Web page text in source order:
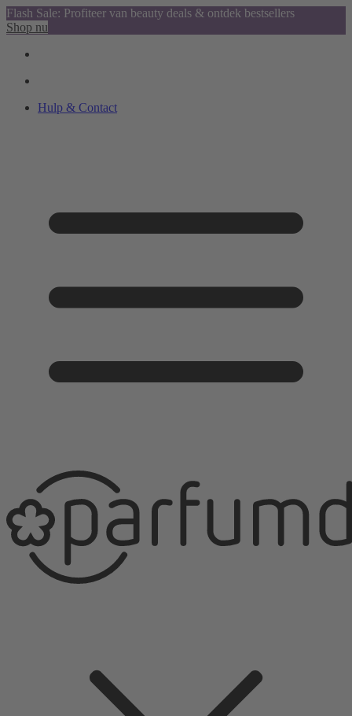
Flash Sale: Profiteer van beauty deals & ontdek bestsellers
Shop nu
Hulp & Contact